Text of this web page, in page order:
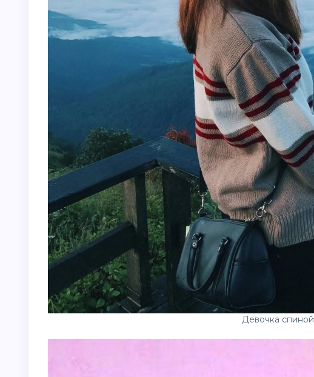
Девочка спиной